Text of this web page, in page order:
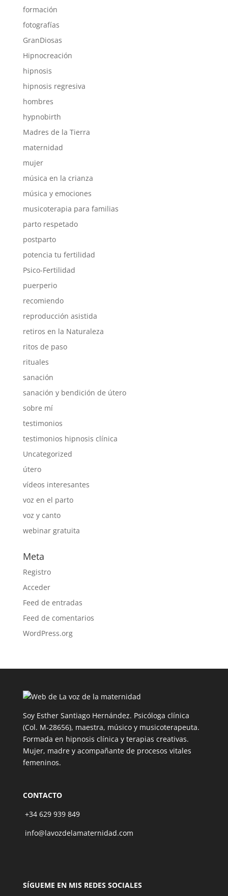
formación
fotografías
GranDiosas
Hipnocreación
hipnosis
hipnosis regresiva
hombres
hypnobirth
Madres de la Tierra
maternidad
mujer
música en la crianza
música y emociones
musicoterapia para familias
parto respetado
postparto
potencia tu fertilidad
Psico-Fertilidad
puerperio
recomiendo
reproducción asistida
retiros en la Naturaleza
ritos de paso
rituales
sanación
sanación y bendición de útero
sobre mí
testimonios
testimonios hipnosis clínica
Uncategorized
útero
vídeos interesantes
voz en el parto
voz y canto
webinar gratuita
Meta
Registro
Acceder
Feed de entradas
Feed de comentarios
WordPress.org
Soy Esther Santiago Hernández. Psicóloga clínica
(Col. M-28656), maestra, músico y musicoterapeuta.
Formada en hipnosis clínica y terapias creativas.
Mujer, madre y acompañante de procesos vitales
femeninos.
CONTACTO
+34 629 939 849
info@lavozdelamaternidad.com
SÍGUEME EN MIS REDES SOCIALES